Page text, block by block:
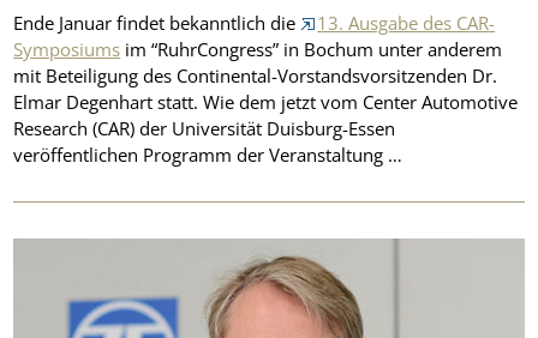
Ende Januar findet bekanntlich die
13. Ausgabe des CAR-
Symposiums im “RuhrCongress” in Bochum unter anderem
mit Beteiligung des Continental-Vorstandsvorsitzenden Dr.
Elmar Degenhart statt. Wie dem jetzt vom Center Automotive
Research (CAR) der Universität Duisburg-Essen
veröffentlichen Programm der Veranstaltung …